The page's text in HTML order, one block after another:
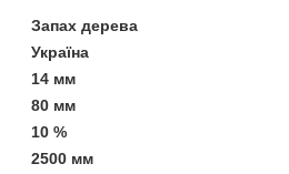
Запах дерева
Україна
14 мм
80 мм
10 %
2500 мм